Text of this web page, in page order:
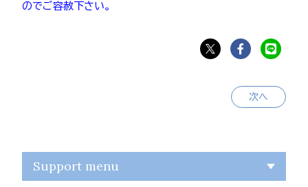
のでご容赦下さい。
次へ
Support menu